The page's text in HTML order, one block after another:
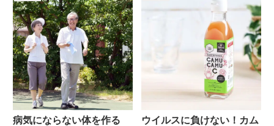
病気にならない体を作る
ウイルスに負けない！カム